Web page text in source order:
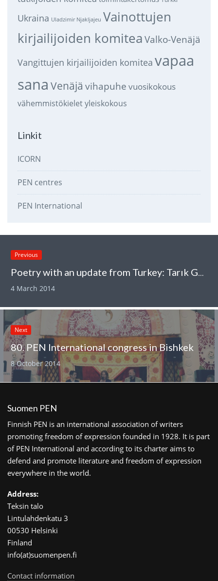
Ukraina Uladzimir Njakljajeu Vainottujen
kirjailijoiden komitea Valko-Venäjä
Vangittujen kirjailijoiden komitea vapaa
sana Venäjä vihapuhe vuosikokous
vähemmistökieletyleiskokous
Linkit
ICORN
PEN centres
PEN International
Previous
Poetry with an update from Turkey: Tarık Günersel visits Helsinki 13.3.2014
4 March 2014
Next
80. PEN International congress in Bishkek
8 October 2014
Suomen PEN
Finnish PEN is an international association of writers
promoting freedom of expression founded in 1928. It is part
of PEN International and according to its charter aims to
defend and promote literature and freedom of expression
everywhere in the world.
Address:
Teksin talo
Lintulahdenkatu 3
00530 Helsinki
Finland
info(at)suomenpen.fi
Contact information